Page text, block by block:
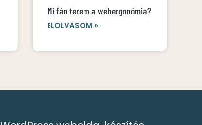
Mi fán terem a webergonómia?
ELOLVASOM »